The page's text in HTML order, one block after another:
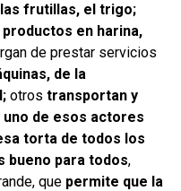
frutillas, el trigo;
en harina,
de prestar servicios
de la
otros transportan y
de esos actores
torta de todos los
bueno para todos,
que permite que la